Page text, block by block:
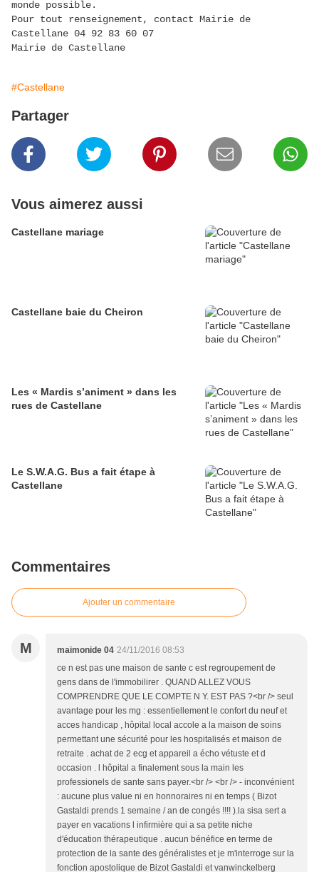
monde possible.
Pour tout renseignement, contact Mairie de
Castellane 04 92 83 60 07
Mairie de Castellane
#Castellane
Partager
Vous aimerez aussi
Castellane mariage
Castellane baie du Cheiron
Les « Mardis s’animent » dans les
rues de Castellane
Le S.W.A.G. Bus a fait étape à
Castellane
Commentaires
Ajouter un commentaire
M maimonide 04 24/11/2016 08:53
ce n est pas une maison de sante c est regroupement de
gens dans de l'immobilirer . QUAND ALLEZ VOUS
COMPRENDRE QUE LE COMPTE N Y. EST PAS ?<br /> seul
avantage pour les mg : essentiellement le confort du neuf et
acces handicap , hôpital local accole a la maison de soins
permettant une sécurité pour les hospitalisés et maison de
retraite . achat de 2 ecg et appareil a écho vétuste et d
occasion . l hôpital a finalement sous la main les
professionels de sante sans payer.<br /> <br /> - inconvénient
: aucune plus value ni en honnoraires ni en temps ( Bizot
Gastaldi prends 1 semaine / an de congés !!!! ).la sisa sert a
payer en vacations l infirmière qui a sa petite niche
d'éducation thérapeutique . aucun bénéfice en terme de
protection de la sante des généralistes et je m'interroge sur la
fonction apostolique de Bizot Gastaldi et vanwinckelberg